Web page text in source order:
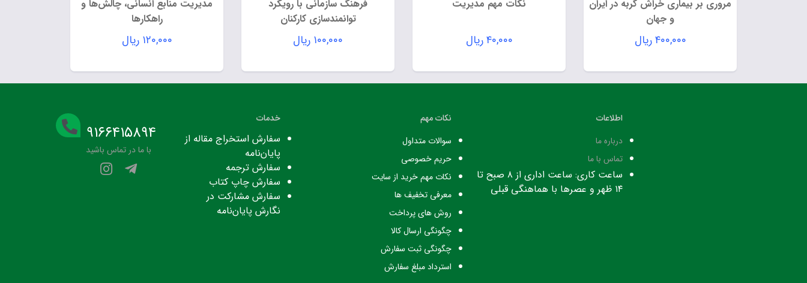
مروری بر بیماری خراش گربه در ایران
و جهان
۴۰۰,۰۰۰ریال
نکات مهم مدیریت
۴۰,۰۰۰ریال
فرهنگ سازمانی با رویکرد
توانمندسازی کارکنان
۱۰۰,۰۰۰ ریال
مدیریت منابع انسانی، چالش‌ها و
راهکارها
۱۲۰,۰۰۰ ریال
اطلاعات
درباره ما
تماس با ما
ساعت کاری: ساعت اداری از ۸ صبح تا
۱۴ ظهر و عصرها با هماهنگی قبلی
نکات مهم
سوالات متداول
حریم خصوصی
نکات مهم خرید از سایت
معرفی تخفیف ها
روش های پرداخت
چگونگی ارسال کالا
چگونگی ثبت سفارش
استرداد مبلغ سفارش
خدمات
سفارش استخراج مقاله از
پایان‌نامه
سفارش ترجمه
سفارش چاپ کتاب
سفارش مشارکت در
نگارش پایان‌نامه
۹۱۶۶۴۱۵۸۹۴
با ما در تماس باشید